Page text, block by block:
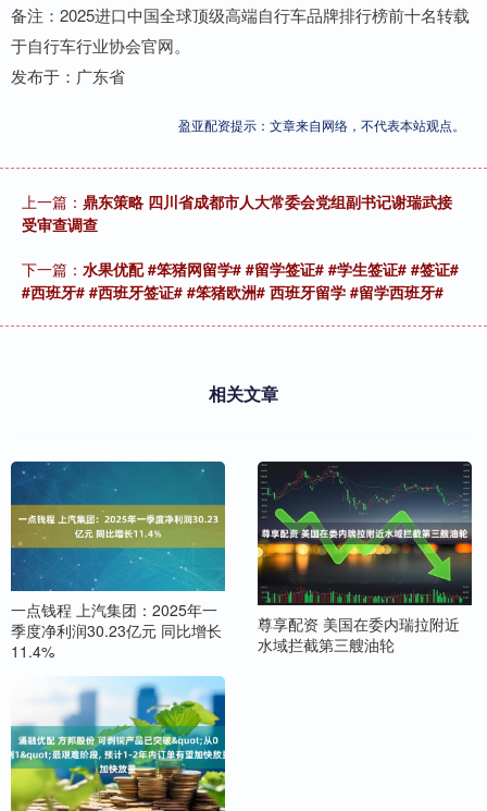
备注：2025进口中国全球顶级高端自行车品牌排行榜前十名转载
于自行车行业协会官网。
发布于：广东省
盈亚配资提示：文章来自网络，不代表本站观点。
上一篇： 鼎东策略 四川省成都市人大常委会党组副书记谢瑞武接
受审查调查
下一篇： 水果优配 #笨猪网留学# #留学签证# #学生签证# #签证#
#西班牙# #西班牙签证# #笨猪欧洲# 西班牙留学 #留学西班牙#
相关文章
一点钱程 上汽集团：2025年一
季度净利润30.23亿元 同比增长
11.4%
尊享配资 美国在委内瑞拉附近
水域拦截第三艘油轮